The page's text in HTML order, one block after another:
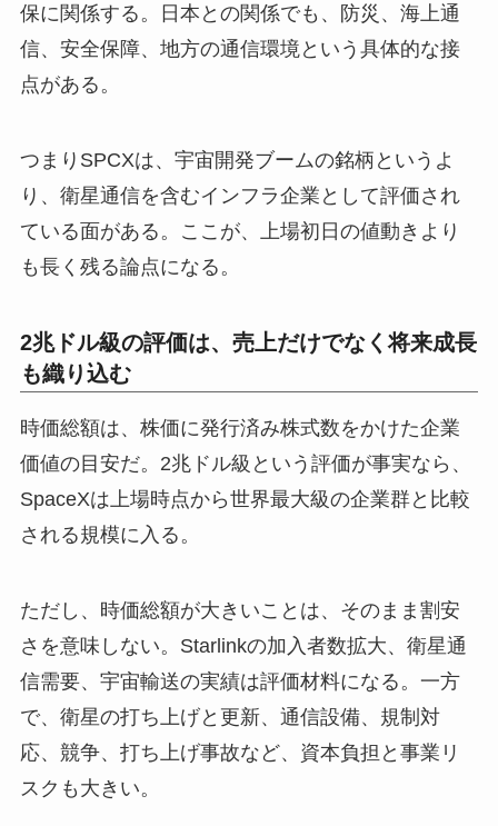
保に関係する。日本との関係でも、防災、海上通
信、安全保障、地方の通信環境という具体的な接
点がある。
つまりSPCXは、宇宙開発ブームの銘柄というよ
り、衛星通信を含むインフラ企業として評価され
ている面がある。ここが、上場初日の値動きより
も長く残る論点になる。
2兆ドル級の評価は、売上だけでなく将来成長
も織り込む
時価総額は、株価に発行済み株式数をかけた企業
価値の目安だ。2兆ドル級という評価が事実なら、
SpaceXは上場時点から世界最大級の企業群と比較
される規模に入る。
ただし、時価総額が大きいことは、そのまま割安
さを意味しない。Starlinkの加入者数拡大、衛星通
信需要、宇宙輸送の実績は評価材料になる。一方
で、衛星の打ち上げと更新、通信設備、規制対
応、競争、打ち上げ事故など、資本負担と事業リ
スクも大きい。